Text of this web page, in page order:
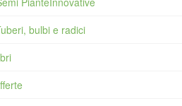
bulbi e radici